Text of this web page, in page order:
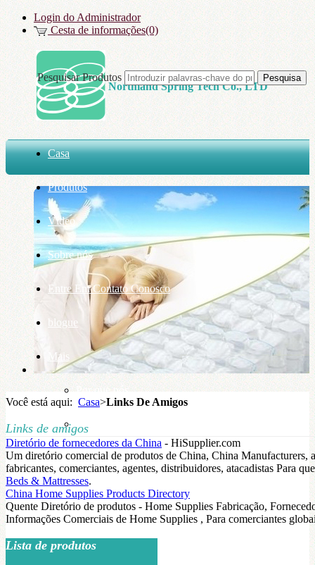
Login do Administrador
Cesta de informações(0)
Northland Spring Tech Co., LTD
Casa
Produtos
Vídeo
Sobre nós
Entre Em Contato Conosco
blogue
Mais
Por que nós
Pesquisar Produtos
Você está aqui: Casa>Links De Amigos
Links de amigos
Diretório de fornecedores da China - HiSupplier.com
Um diretório comercial de produtos de China, China Manufacturers,
fabricantes, comerciantes, agentes, distribuidores, atacadistas Para
Beds & Mattresses.
China Home Supplies Products Directory
Quente Diretório de produtos - Home Supplies Fabricação,
Informações Comerciais de Home Supplies , Para comerciantes
Lista de produtos